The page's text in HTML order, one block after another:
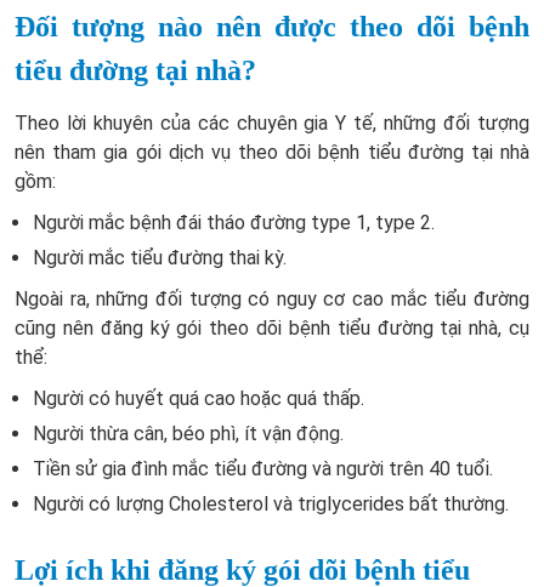
Đối tượng nào nên được theo dõi bệnh
tiểu đường tại nhà?
Theo lời khuyên của các chuyên gia Y tế, những đối tượng
nên tham gia gói dịch vụ theo dõi bệnh tiểu đường tại nhà
gồm:
Người mắc bệnh đái tháo đường type 1, type 2.
Người mắc tiểu đường thai kỳ.
Ngoài ra, những đối tượng có nguy cơ cao mắc tiểu đường
cũng nên đăng ký gói theo dõi bệnh tiểu đường tại nhà, cụ
thể:
Người có huyết quá cao hoặc quá thấp.
Người thừa cân, béo phì, ít vận động.
Tiền sử gia đình mắc tiểu đường và người trên 40 tuổi.
Người có lượng Cholesterol và triglycerides bất thường.
Lợi ích khi đăng ký gói dõi bệnh tiểu